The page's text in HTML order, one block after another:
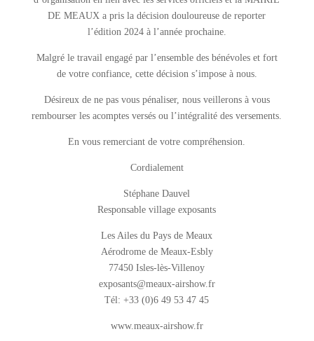
DE MEAUX a pris la décision douloureuse de reporter
l’édition 2024 à l’année prochaine.
Malgré le travail engagé par l’ensemble des bénévoles et fort
de votre confiance, cette décision s’impose à nous.
Désireux de ne pas vous pénaliser, nous veillerons à vous
rembourser les acomptes versés ou l’intégralité des versements.
En vous remerciant de votre compréhension.
Cordialement
Stéphane Dauvel
Responsable village exposants
Les Ailes du Pays de Meaux
Aérodrome de Meaux-Esbly
77450 Isles-lès-Villenoy
exposants@meaux-airshow.fr
Tél: +33 (0)6 49 53 47 45
www.meaux-airshow.fr